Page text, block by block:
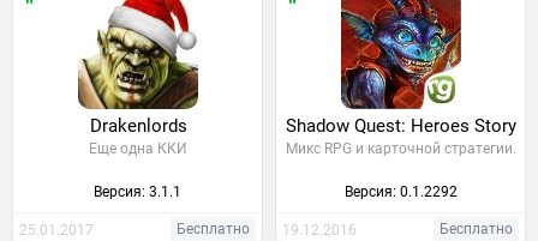
Drakenlords
Еще одна ККИ
Версия: 3.1.1
25.01.2017 Бесплатно
Shadow Quest: Heroes Story
Микс RPG и карточной стратегии.
Версия: 0.1.2292
19.12.2016 Бесплатно